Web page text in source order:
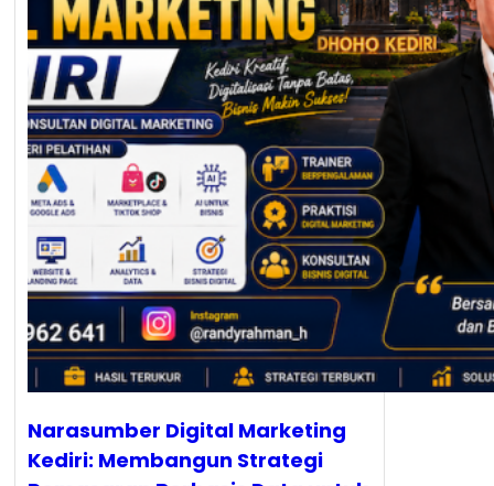
Narasumber Digital Marketing
Kediri: Membangun Strategi